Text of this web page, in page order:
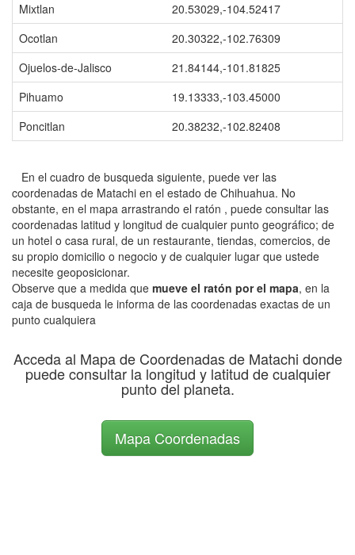
Mixtlan
20.53029,-104.52417
Ocotlan
20.30322,-102.76309
Ojuelos-de-Jalisco
21.84144,-101.81825
Pihuamo
19.13333,-103.45000
Poncitlan
20.38232,-102.82408
En el cuadro de busqueda siguiente, puede ver las
coordenadas de Matachi en el estado de Chihuahua. No
obstante, en el mapa arrastrando el ratón , puede consultar las
coordenadas latitud y longitud de cualquier punto geográfico; de
un hotel o casa rural, de un restaurante, tiendas, comercios, de
su propio domicilio o negocio y de cualquier lugar que ustede
necesite geoposicionar.
Observe que a medida que mueve el ratón por el mapa, en la
caja de busqueda le informa de las coordenadas exactas de un
punto cualquiera
Acceda al Mapa de Coordenadas de Matachi donde
puede consultar la longitud y latitud de cualquier
punto del planeta.
Mapa Coordenadas